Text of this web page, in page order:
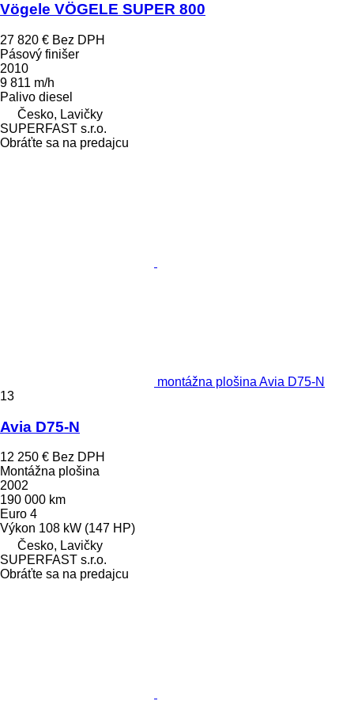
Vögele VÖGELE SUPER 800
27 820 € Bez DPH
Pásový finišer
2010
9 811 m/h
Palivo diesel
Česko, Lavičky
SUPERFAST s.r.o.
Obráťte sa na predajcu
montážna plošina Avia D75-N
13
Avia D75-N
12 250 € Bez DPH
Montážna plošina
2002
190 000 km
Euro 4
Výkon 108 kW (147 HP)
Česko, Lavičky
SUPERFAST s.r.o.
Obráťte sa na predajcu